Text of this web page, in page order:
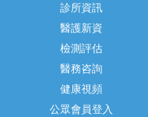
診所資訊
醫護新資
檢測評估
醫務咨詢
健康視頻
公眾會員登入